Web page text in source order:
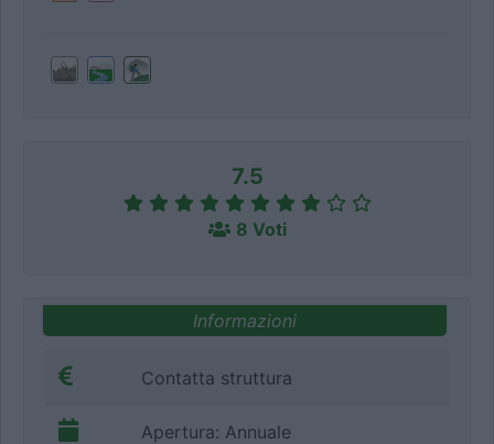
7.5
8 Voti
Informazioni
Contatta struttura
Apertura: Annuale